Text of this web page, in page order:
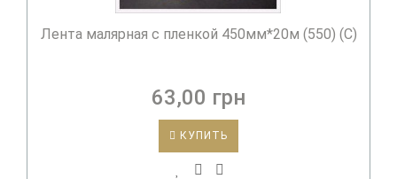
Лента малярная с пленкой 450мм*20м (550) (С)
63,00 грн
КУПИТЬ